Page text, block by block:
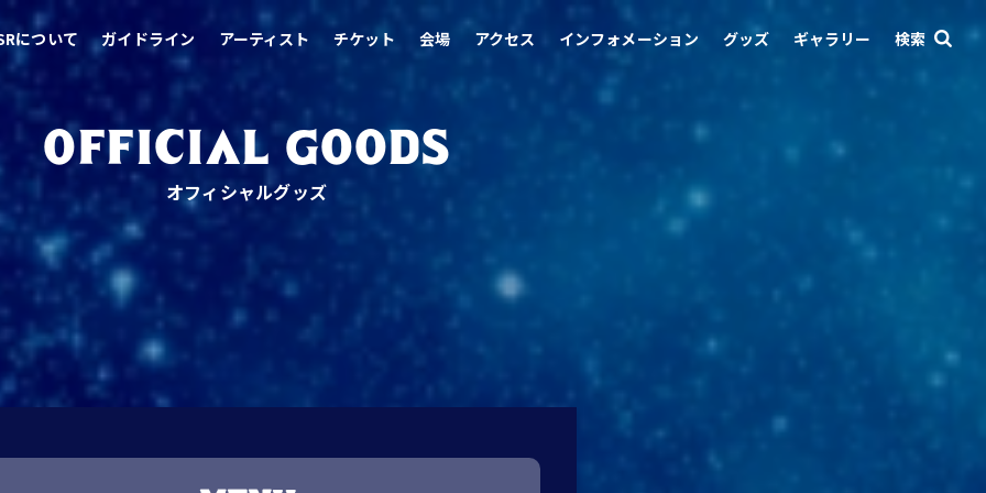
について ガイドライン アーティスト チケット 会場 アクセス インフォメーション グッズ ギャラリー 検索
OFFICIAL GOODS
オフィシャルグッズ